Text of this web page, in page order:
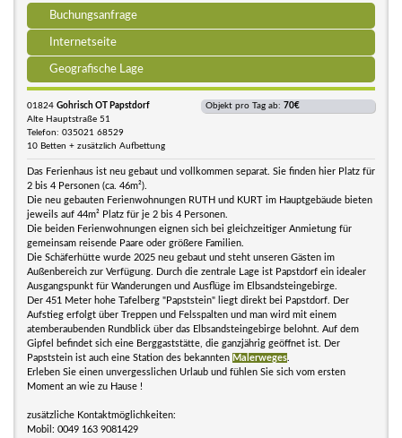
Buchungsanfrage
Internetseite
Geografische Lage
01824 Gohrisch OT Papstdorf
Alte Hauptstraße 51
Telefon: 035021 68529
10 Betten + zusätzlich Aufbettung
Objekt pro Tag ab: 70€
Das Ferienhaus ist neu gebaut und vollkommen separat. Sie finden hier Platz für
2 bis 4 Personen (ca. 46m²).
Die neu gebauten Ferienwohnungen RUTH und KURT im Hauptgebäude bieten
jeweils auf 44m² Platz für je 2 bis 4 Personen.
Die beiden Ferienwohnungen eignen sich bei gleichzeitiger Anmietung für
gemeinsam reisende Paare oder größere Familien.
Die Schäferhütte wurde 2025 neu gebaut und steht unseren Gästen im
Außenbereich zur Verfügung. Durch die zentrale Lage ist Papstdorf ein idealer
Ausgangspunkt für Wanderungen und Ausflüge im Elbsandsteingebirge.
Der 451 Meter hohe Tafelberg "Papststein" liegt direkt bei Papstdorf. Der
Aufstieg erfolgt über Treppen und Felsspalten und man wird mit einem
atemberaubenden Rundblick über das Elbsandsteingebirge belohnt. Auf dem
Gipfel befindet sich eine Berggaststätte, die ganzjährig geöffnet ist. Der
Papststein ist auch eine Station des bekannten Malerweges
Erleben Sie einen unvergesslichen Urlaub und fühlen Sie sich vom ersten
Moment an wie zu Hause !
zusätzliche Kontaktmöglichkeiten:
Mobil: 0049 163 9081429